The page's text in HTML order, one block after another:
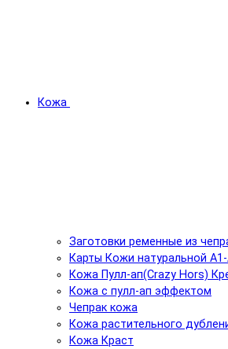
Кожа
Заготовки ременные из
Карты Кожи натуральной
Кожа Пулл-ап(Crazy Hors)
Кожа с пулл-ап эффектом
Чепрак кожа
Кожа растительного
Кожа Краст